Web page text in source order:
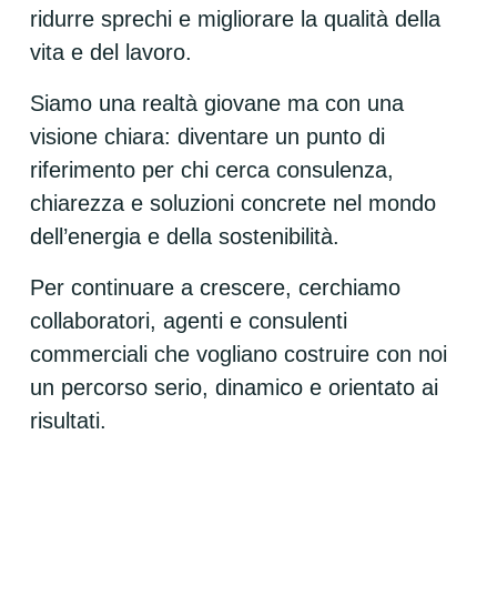
ridurre sprechi e migliorare la qualità della
vita e del lavoro.
Siamo una realtà giovane ma con una
visione chiara: diventare un punto di
riferimento per chi cerca consulenza,
chiarezza e soluzioni concrete nel mondo
dell’energia e della sostenibilità.
Per continuare a crescere, cerchiamo
collaboratori, agenti e consulenti
commerciali che vogliano costruire con noi
un percorso serio, dinamico e orientato ai
risultati.